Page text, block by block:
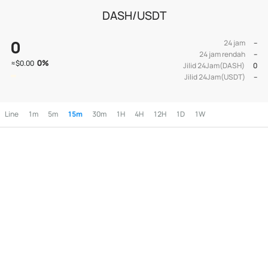
DASH/USDT
0
≈$0.00 0%
24 jam
--
24 jam rendah
--
Jilid 24Jam(DASH)
0
Jilid 24Jam(USDT)
--
Line 1m 5m 15m 30m 1H 4H 12H 1D 1W